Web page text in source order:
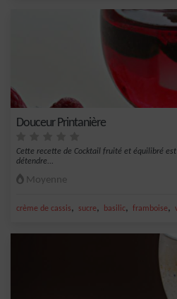
Douceur Printanière
Cette recette de Cocktail fruité et équilibré
détendre...
Moyenne
crème de cassis, sucre, basilic, framboise,